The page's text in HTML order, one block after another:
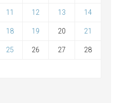
11 12 13 14
18 19 20 21
25 26 27 28